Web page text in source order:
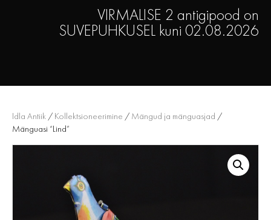
VIRMALISE 2 antigipood on
SUVEPUHKUSEL kuni 02.08.2026
Idla Antiik / Kollektsioneerimine / Mängud ja mänguasjad /
Mänguasi “Lind”